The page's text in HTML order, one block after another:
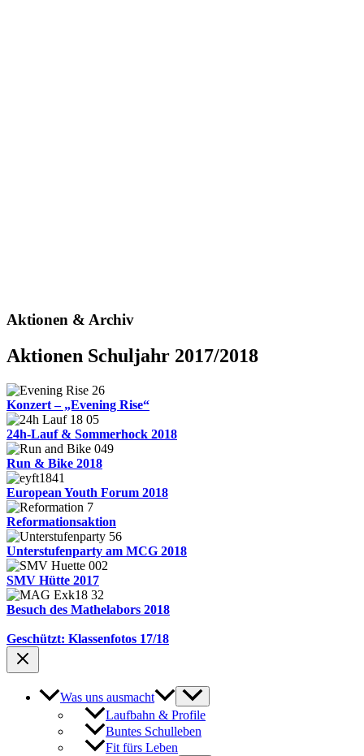
Aktionen & Archiv
Aktionen Schuljahr 2017/2018
Konzert – „Evening Rise“
24h-Lauf & Sommerhock 2018
Run & Bike 2018
European Youth Forum 2018
Reformationsaktion
Unterstufenparty am MCG 2018
SMV Hütte 2017
Besuch des Mathelabors 2018
Geschützt: Klassenfotos 17/18
Was uns ausmacht
Laufbahn & Profile
Buntes Schulleben
Fit fürs Leben